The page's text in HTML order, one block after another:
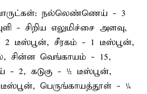
நல்லெண்ணெய் - 3
- சிறிய எலுமிச்சை அளவு,
- 2 டீஸ்பூன், சீரகம் - 1 டீஸ்பூன்,
சின்ன வெங்காயம் - 15,
- 2, கடுகு - ½ டீஸ்பூன்,
பெருங்காயத்தூள் - ¼